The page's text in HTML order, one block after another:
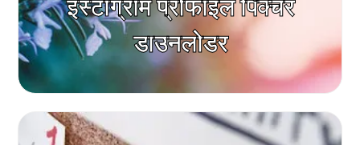
इंस्टाग्राम प्रोफाइल पिक्चर
डाउनलोडर